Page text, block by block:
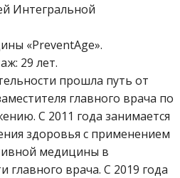
Интегральной
«PreventAge».
29 лет.
прошла путь от
главного врача по
С 2011 года занимается
здоровья с применением
медицины в
главного врача. С 2019 года